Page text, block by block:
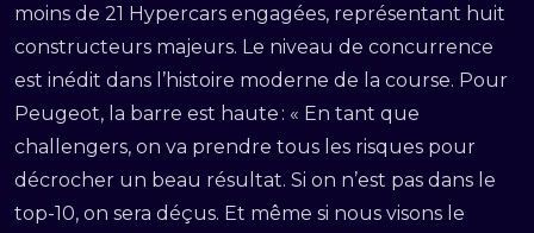
moins de 21 Hypercars engagées, représentant huit
constructeurs majeurs. Le niveau de concurrence
est inédit dans l’histoire moderne de la course. Pour
Peugeot, la barre est haute : « En tant que
challengers, on va prendre tous les risques pour
décrocher un beau résultat. Si on n’est pas dans le
top-10, on sera déçus. Et même si nous visons le